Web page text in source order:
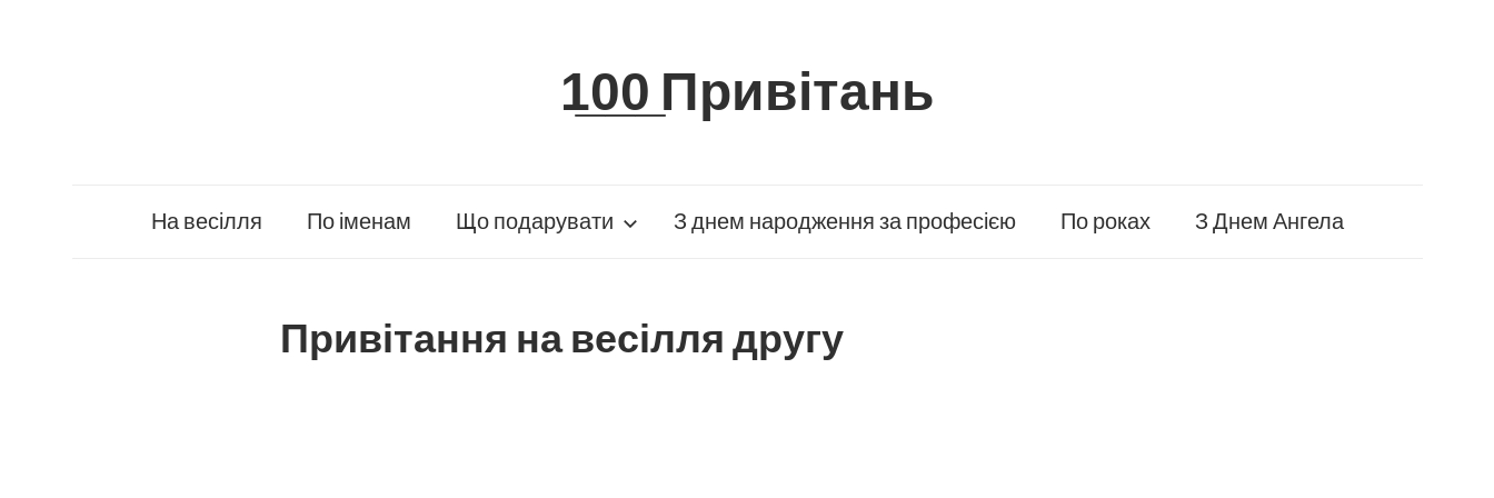
1̲0̲0̲ Привітань
На весілля По іменам Що подарувати З днем народження за професією По роках З Днем Ангела
Привітання на весілля другу